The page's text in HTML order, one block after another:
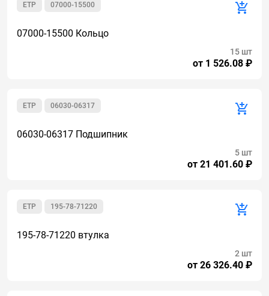
07000-15500
ETP
07000-15500 Кольцо
от 1 526.08 ₽
15 шт
06030-06317
ETP
06030-06317 Подшипник
от 21 401.60 ₽
5 шт
195-78-71220
ETP
195-78-71220 втулка
от 26 326.40 ₽
2 шт